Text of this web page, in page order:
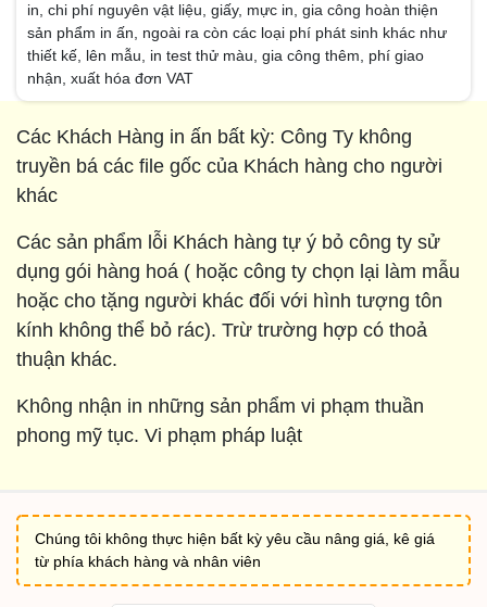
in, chi phí nguyên vật liệu, giấy, mực in, gia công hoàn thiện
sản phẩm in ấn, ngoài ra còn các loại phí phát sinh khác như
thiết kế, lên mẫu, in test thử màu, gia công thêm, phí giao
nhận, xuất hóa đơn VAT
Các Khách Hàng in ấn bất kỳ: Công Ty không
truyền bá các file gốc của Khách hàng cho người
khác
Các sản phẩm lỗi Khách hàng tự ý bỏ công ty sử
dụng gói hàng hoá ( hoặc công ty chọn lại làm mẫu
hoặc cho tặng người khác đối với hình tượng tôn
kính không thể bỏ rác). Trừ trường hợp có thoả
thuận khác.
Không nhận in những sản phẩm vi phạm thuần
phong mỹ tục. Vi phạm pháp luật
Chúng tôi không thực hiện bất kỳ yêu cầu nâng giá, kê giá
từ phía khách hàng và nhân viên